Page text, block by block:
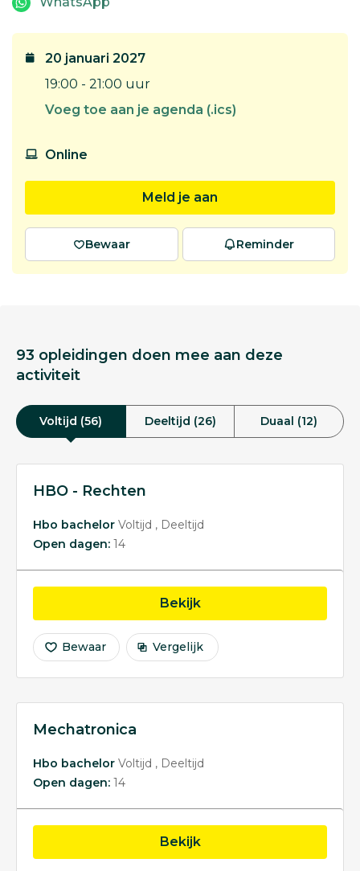
20 januari 2027
19:00 - 21:00 uur
Voeg toe aan je agenda (.ics)
Online
Meld je aan
Bewaar Reminder
93 opleidingen doen mee aan deze
activiteit
Voltijd (56) Deeltijd (26) Duaal (12)
HBO - Rechten
Hbo bachelor Voltijd
Deeltijd
Open dagen: 14
Bekijkopleiding HBO -
Bewaar Vergelijk
Mechatronica
Hbo bachelor Voltijd
Deeltijd
Open dagen: 14
Bekijkopleiding Mechatronica